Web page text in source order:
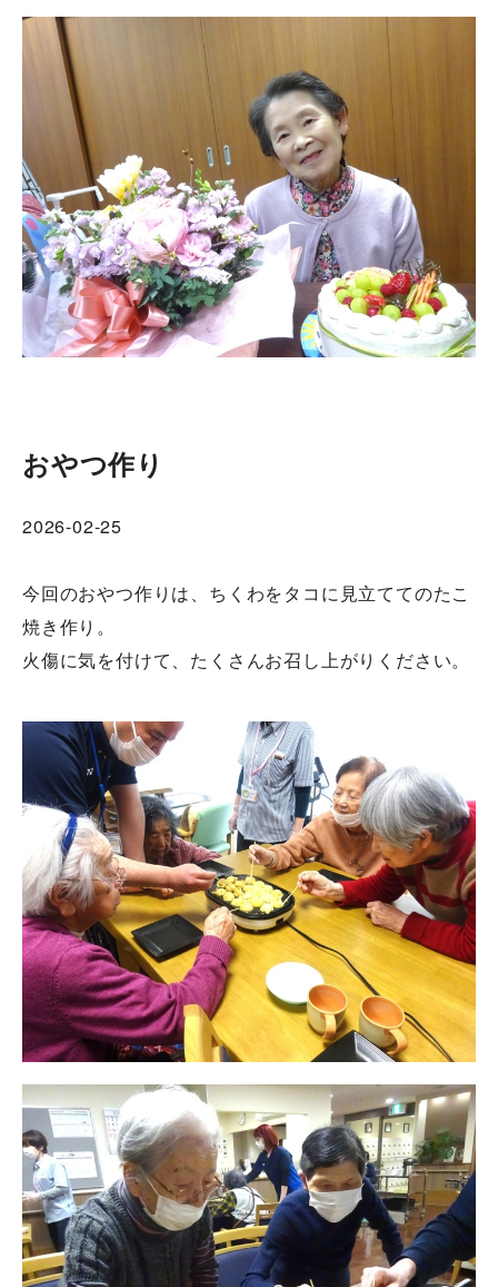
おやつ作り
2026-02-25
今回のおやつ作りは、ちくわをタコに見立ててのたこ
焼き作り。
火傷に気を付けて、たくさんお召し上がりください。